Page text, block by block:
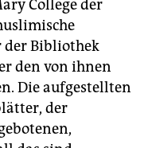
College der
der Bibliothek
den von ihnen
Die aufgestellten
der